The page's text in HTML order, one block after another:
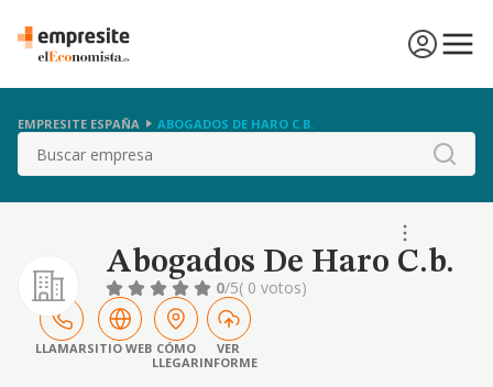
EMPRESITE ESPAÑA ABOGADOS DE HARO C.B.
Buscar
Abogados De Haro C.b.
0/5( 0 votos)
LLAMARSITIO WEB CÓMO
LLEGAR
VER
INFORME